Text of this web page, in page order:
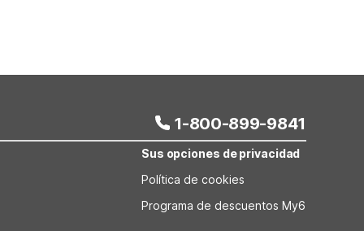
1-800-899-9841
Sus opciones de privacidad
Política de cookies
Programa de descuentos My6